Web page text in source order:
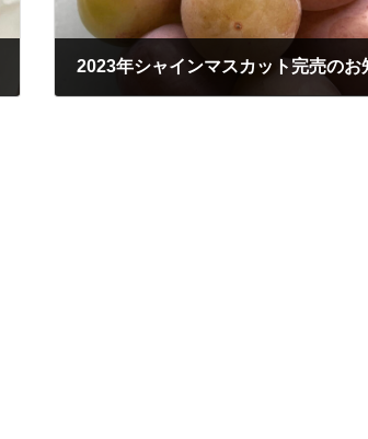
2023年シャインマスカット完売のお